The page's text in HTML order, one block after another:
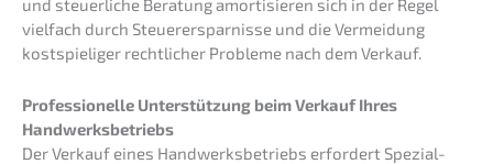
und steuer­li­che Beratung amorti­sie­ren sich in der Regel
vielfach durch Steuer­erspar­nis­se und die Vermei­dung
kostspie­li­ger recht­li­cher Proble­me nach dem Verkauf.
Profes­sio­nel­le Unter­stüt­zung beim Verkauf Ihres
Handwerksbetriebs
Der Verkauf eines Handwerks­be­triebs erfor­dert Spezi­al­